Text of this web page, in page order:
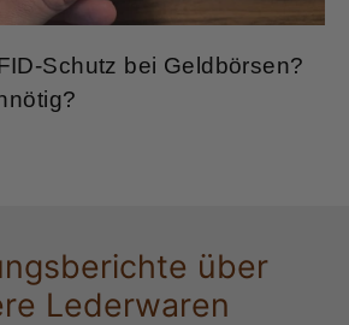
Schutz bei Geldbörsen?
über
Lederwaren